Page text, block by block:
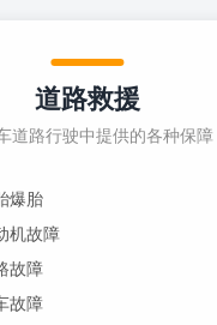
道路救援
道路行驶中提供的各种保障
爆胎
机故障
故障
故障